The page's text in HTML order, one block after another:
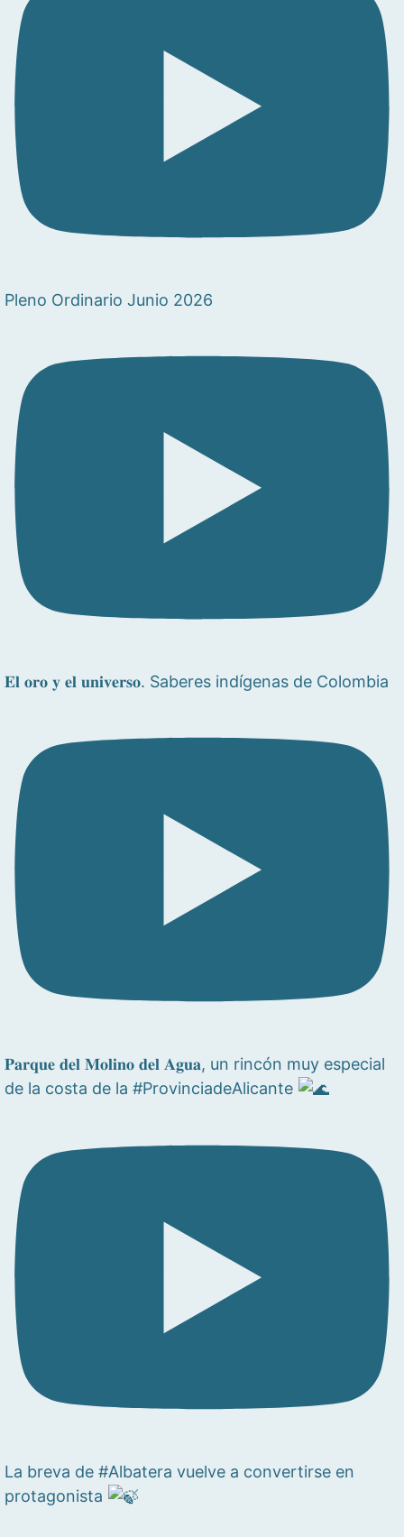
Pleno Ordinario Junio 2026
𝐄𝐥 𝐨𝐫𝐨 𝐲 𝐞𝐥 𝐮𝐧𝐢𝐯𝐞𝐫𝐬𝐨. Saberes indígenas de Colombia
𝐏𝐚𝐫𝐪𝐮𝐞 𝐝𝐞𝐥 𝐌𝐨𝐥𝐢𝐧𝐨 𝐝𝐞𝐥 𝐀𝐠𝐮𝐚, un rincón muy especial
de la costa de la #ProvinciadeAlicante
La breva de #Albatera vuelve a convertirse en
protagonista